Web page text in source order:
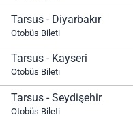
Tarsus - Diyarbakır
Otobüs Bileti
Tarsus - Kayseri
Otobüs Bileti
Tarsus - Seydişehir
Otobüs Bileti